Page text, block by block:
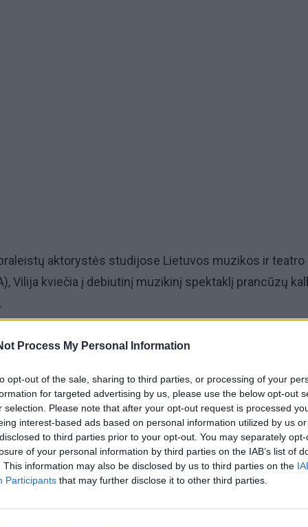
Process My Personal Information
opt-out of the sale, sharing to third parties, or processing of your
for targeted advertising by us, please use the below opt-out
selection. Please note that after your opt-out request is processed
interest-based ads based on personal information utilized by us
to third parties prior to your opt-out. You may separately
of your personal information by third parties on the IAB’s list of
This information may also be disclosed by us to third parties on the
Participants that may further disclose it to other third parties.
aktorystės studijose Lietuvos muzikos ir teatro
Vilija kviečia į debiutinį muzikinį spektaklį prancūzų
teatro dienos“ pristatytą mono operą „Žmogaus balsas“
– vienas iš Vilijos Matačiūnaitės dėstytojų LMTA,
Masalskis. Spektaklis bus rodomas vasario 20
teatre.